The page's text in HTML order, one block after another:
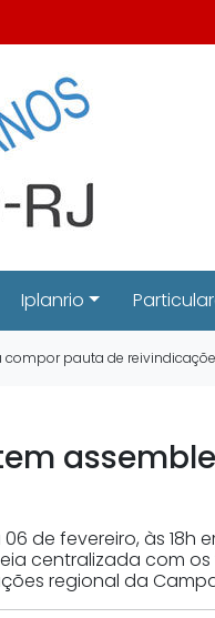
Iplanrio
compor pauta de
de fevereiro, às
centralizada com
regional da